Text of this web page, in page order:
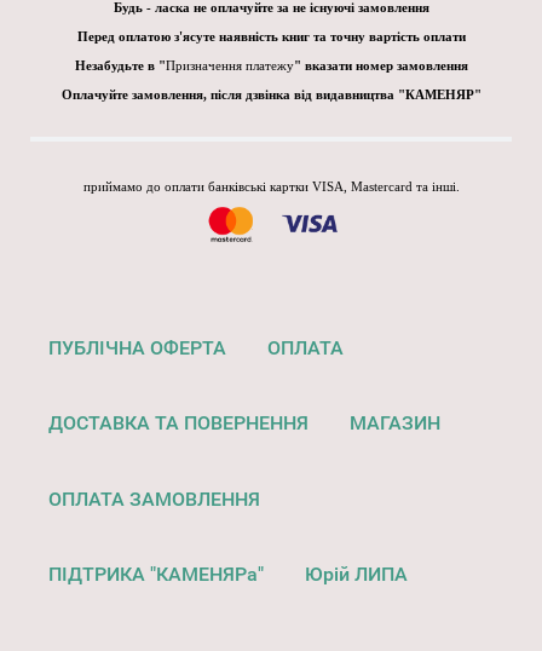
Будь - ласка не оплачуйте за не існуючі замовлення
Перед оплатою з'ясуте наявність книг та точну вартість оплати
Незабудьте в "Призначення платежу" вказати номер замовлення
Оплачуйте замовлення, після дзвінка від видавництва "КАМЕНЯР"
приймамо до оплати банківські картки VISA, Mastercard та інші.
ПУБЛІЧНА ОФЕРТА ОПЛАТА
ДОСТАВКА ТА ПОВЕРНЕННЯ МАГАЗИН
ОПЛАТА ЗАМОВЛЕННЯ
ПІДТРИКА "КАМЕНЯРа" Юрій ЛИПА